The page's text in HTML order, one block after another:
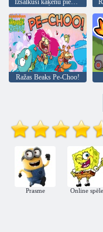
Ražas Beaks Pe-Choo!
Prasme Online